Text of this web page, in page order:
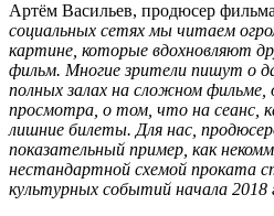
Артём Васильев, продюсер
социальных сетях мы читаем
картине, которые вдохновляют
фильм. Многие зрители пишут о
полных залах на сложном
просмотра, о том, что на сеанс,
лишние билеты. Для нас,
показательный пример, как
нестандартной схемой проката
культурных событий начала 2018